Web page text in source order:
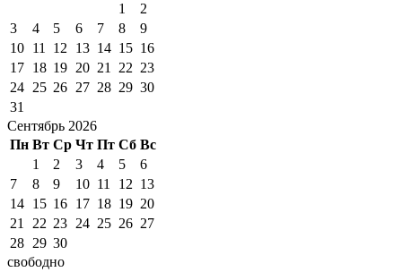
1
2
3
4 5 6 7 8
9
10 11 12 13 14 15 16
17 18 19 20 21 22 23
24 25 26 27 28 29 30
31
Сентябрь 2026
Пн Вт Ср Чт Пт Сб Вс
1
2 3 4 5
6
7
8 9 10 11 12 13
14 15 16 17 18 19 20
21
22 23 24 25 26 27
28 29 30
свободно